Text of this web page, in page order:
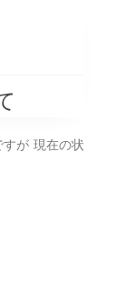
が 現在の状